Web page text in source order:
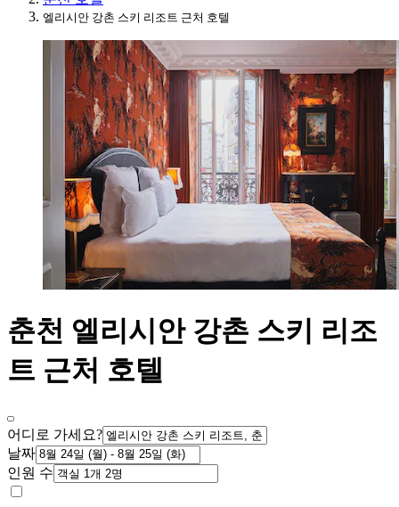
엘리시안 강촌 스키 리조트 근처 호텔
춘천 엘리시안 강촌 스키 리조
트 근처 호텔
어디로 가세요?
날짜
인원 수